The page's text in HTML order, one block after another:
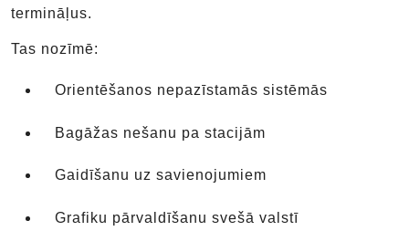
termināļus.
Tas nozīmē:
Orientēšanos nepazīstamās sistēmās
Bagāžas nešanu pa stacijām
Gaidīšanu uz savienojumiem
Grafiku pārvaldīšanu svešā valstī